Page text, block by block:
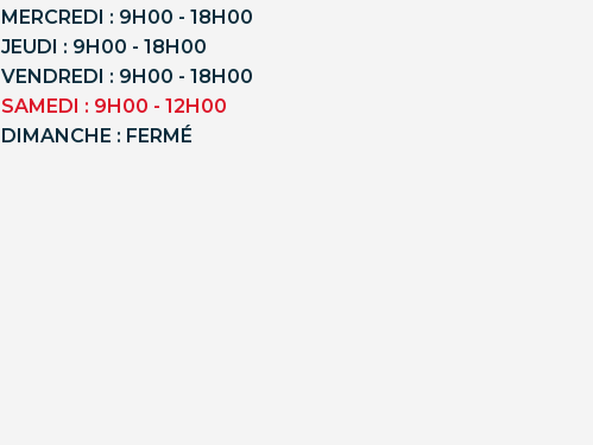
MERCREDI : 9H00 - 18H00
JEUDI : 9H00 - 18H00
VENDREDI : 9H00 - 18H00
SAMEDI : 9H00 - 12H00
DIMANCHE : FERMÉ